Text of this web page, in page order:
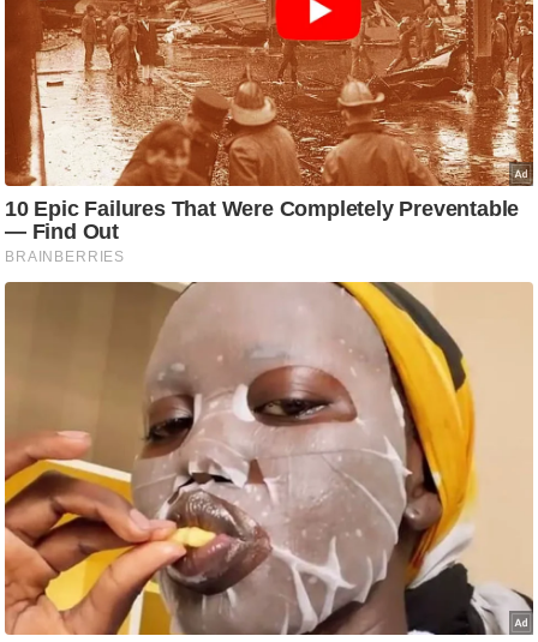
ज्यो
ति
ष
प्र
भु
म
स्थ
ल
व्र
त
त्यो
हा